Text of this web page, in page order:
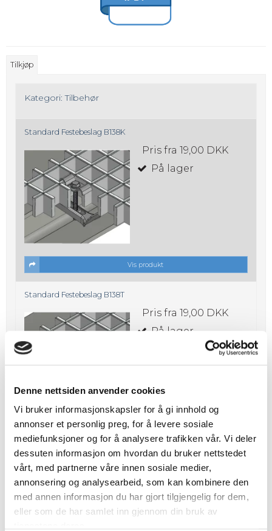
Denne nettsiden anvender cookies
Vi bruker informasjonskapsler for å gi innhold og
annonser et personlig preg, for å levere sosiale
mediefunksjoner og for å analysere trafikken vår. Vi deler
dessuten informasjon om hvordan du bruker nettstedet
vårt, med partnerne våre innen sosiale medier,
annonsering og analysearbeid, som kan kombinere den
med annen informasjon du har gjort tilgjengelig for dem,
eller som de har samlet inn gjennom din bruk av
Tilkjøp
Kategori: Tilbehør
Standard Festebeslag B138K
Pris fra 19,00 DKK
På lager
Vis produkt
Standard Festebeslag B138T
Pris fra 19,00 DKK
På lager
Vis produkt
Festebeslag B638K
Pris fra 17,00 DKK
På lager